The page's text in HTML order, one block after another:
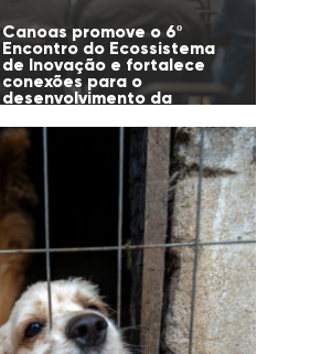
Canoas promove o 6º
Encontro do Ecossistema
de Inovação e fortalece
conexões para o
desenvolvimento da